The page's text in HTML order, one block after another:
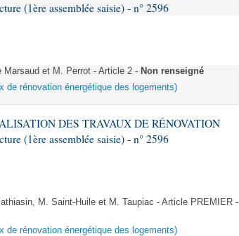
(1ère assemblée saisie) - n° 2596
et M. Perrot - Article 2 - Non renseigné
de rénovation énergétique des logements)
DES TRAVAUX DE RÉNOVATION
(1ère assemblée saisie) - n° 2596
M. Saint-Huile et M. Taupiac - Article PREMIER -
de rénovation énergétique des logements)